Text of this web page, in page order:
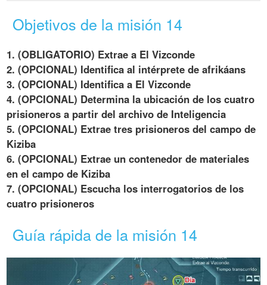
Objetivos de la misión 14
1. (OBLIGATORIO) Extrae a El Vizconde
2. (OPCIONAL) Identifica al intérprete de afrikáans
3. (OPCIONAL) Identifica a El Vizconde
4. (OPCIONAL) Determina la ubicación de los cuatro
prisioneros a partir del archivo de Inteligencia
5. (OPCIONAL) Extrae tres prisioneros del campo de
Kiziba
6. (OPCIONAL) Extrae un contenedor de materiales
en el campo de Kiziba
7. (OPCIONAL) Escucha los interrogatorios de los
cuatro prisioneros
Guía rápida de la misión 14